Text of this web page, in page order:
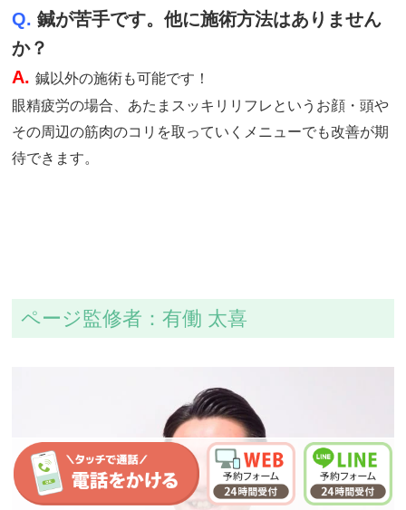
Q.鍼が苦手です。他に施術方法はありません
か？
A.鍼以外の施術も可能です！
眼精疲労の場合、あたまスッキリリフレというお顔・頭や
その周辺の筋肉のコリを取っていくメニューでも改善が期
待できます。
ページ監修者：有働 太喜